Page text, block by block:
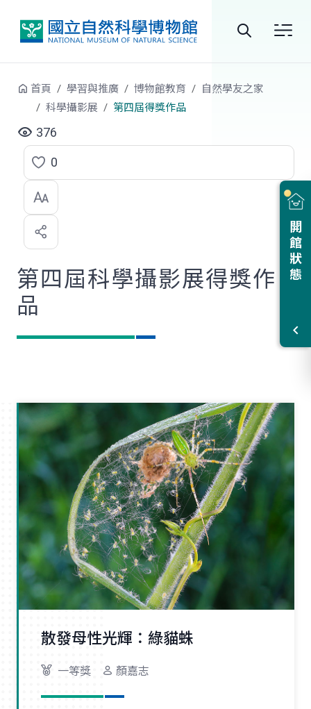
站
開館狀態
首頁 學習與推廣 博物館教育
自然學友之家
科學攝影展
第四屆得獎作品
376
點
選
喜
歡
0
第四屆科學攝影展得獎作
品
散發母性光輝：綠貓蛛
一等獎 顏嘉志